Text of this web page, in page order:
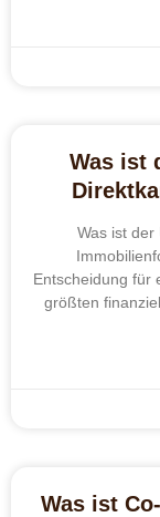
Was ist
Was ist der
Entscheidung für
größten
Was ist